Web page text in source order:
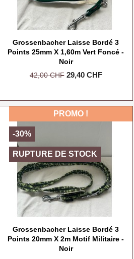
Grossenbacher Laisse Bordé 3
Points 25mm X 1,60m Vert Foncé -
Noir
Prix
42,00 CHF Prix
29,40 CHF
Grossenbacher Laisse Bordé 3
Points 20mm X 2m Motif Militaire -
Noir
PROMO !
-30%
RUPTURE DE STOCK